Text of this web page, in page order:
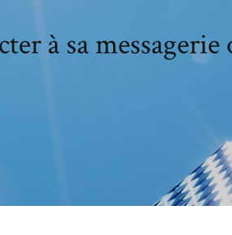
à sa